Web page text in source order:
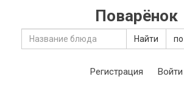
Поварёнок
Найти
Регистрация Войти